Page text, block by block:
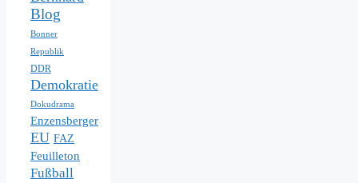
Blog
Bonner
Republik
DDR
Demokratie
Dokudrama
Enzensberger
EU FAZ
Feuilleton
Fußball